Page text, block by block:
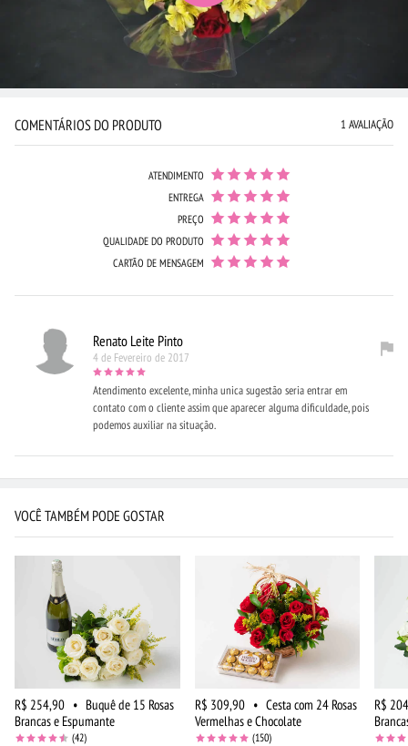
COMENTÁRIOS DO PRODUTO 1 AVALIAÇÃO
ATENDIMENTO
ENTREGA
PREÇO
QUALIDADE DO PRODUTO
CARTÃO DE MENSAGEM
Renato Leite Pinto
4 de Fevereiro de 2017
Atendimento excelente, minha unica sugestão seria entrar em
contato com o cliente assim que aparecer alguma dificuldade, pois
podemos auxiliar na situação.
VOCÊ TAMBÉM PODE GOSTAR
R$ 254,90 • Buquê de 15 Rosas
Brancas e Espumante
(42)
R$ 309,90 • Cesta com 24 Rosas
Vermelhas e Chocolate
(150)
R$